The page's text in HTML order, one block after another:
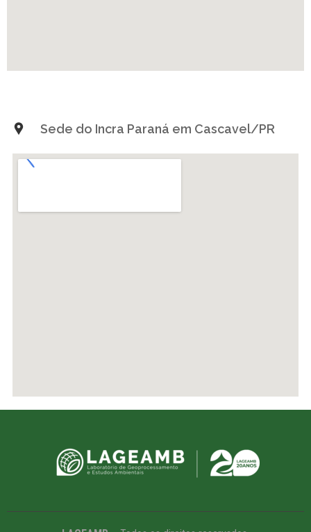
Sede do Incra Paraná em Cascavel/PR